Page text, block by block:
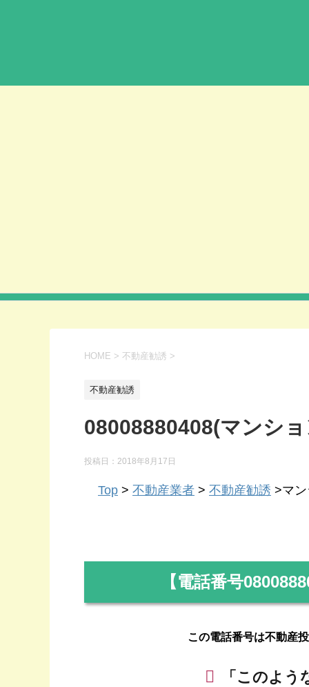
HOME > 不動産勧誘 >
不動産勧誘
08008880408(マンシ
投稿日： 2018年8月17日
Top > 不動産業者 > 不動産勧誘 >マ
【電話番号
この電話番号は不動産
「このよ